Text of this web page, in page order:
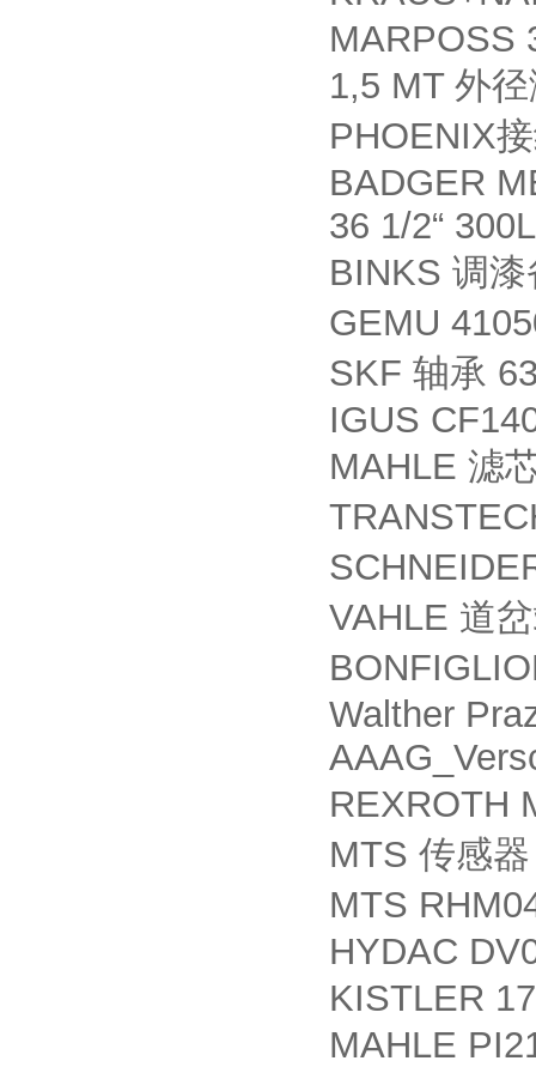
1,5 MT 外
PHOENIX
BADGER
36 1/2“
BINKS 调漆
GEMU
SKF 轴承
IGUS
MAHLE 滤
VAHLE 道
Walther
REXROTH
MTS 传感器
MTS
HYDAC
KISTLER
MAHLE